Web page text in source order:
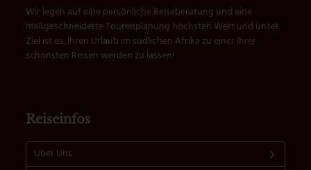
Wir legen auf eine persönliche Reiseberatung und eine
maßgeschneiderte Tourenplanung höchsten Wert und unser
Ziel ist es, Ihren Urlaub im südlichen Afrika zu einer Ihrer
schönsten Reisen werden zu lassen!
Reiseinfos
Über Uns